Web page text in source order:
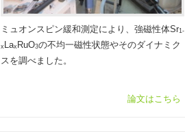
ミュオンスピン緩和測定により、強磁性体Sr1-
x Lax RuO3の不均一磁性状態やそのダイナミク
スを調べました。
論文はこちら